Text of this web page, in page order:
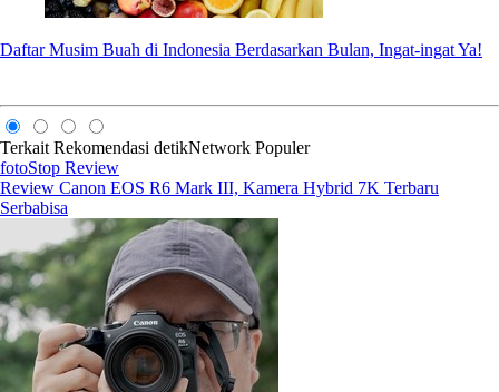
Daftar Musim Buah di Indonesia Berdasarkan Bulan, Ingat-ingat Ya!
Terkait Rekomendasi detikNetwork Populer
fotoStop Review
Review Canon EOS R6 Mark III, Kamera Hybrid 7K Terbaru
Serbabisa